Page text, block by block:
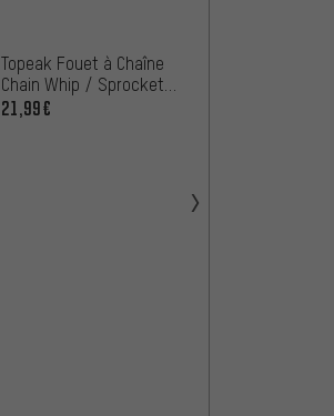
Topeak Fouet à Chaîne
Chain Whip / Sprocket
Remover
21,99€